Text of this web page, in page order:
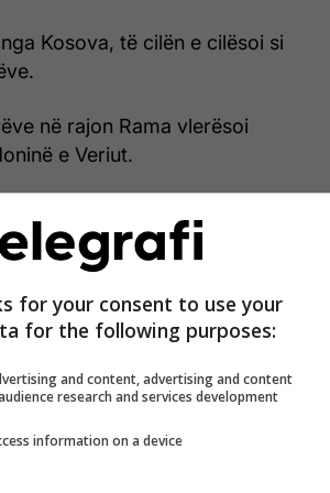
Kosova, të cilën e cilësoi si
në rajon Rama vlerësoi
e Veriut.
të harrojë askush se
fqinje e mike", tha Rama.
në Mali i Zi dhe në treva
që jetojnë janë pjesë e të
e lidhjeve
for your consent to use your
for the following purposes:
and content, advertising and content
research and services development
information on a device